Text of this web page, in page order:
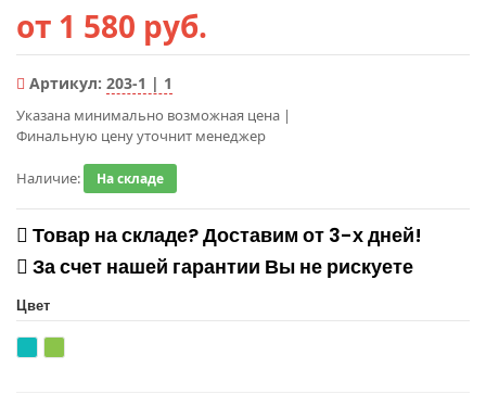
от 1 580 руб.
Артикул: 203-1 | 1
Указана минимально возможная цена |
Финальную цену уточнит менеджер
Наличие: На складе
Товар на складе? Доставим от 3-х дней!
За счет нашей гарантии Вы не рискуете
Цвет